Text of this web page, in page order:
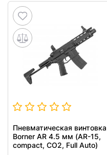
Пневматическая винтовка
Borner AR 4.5 мм (AR-15,
compact, CO2, Full Auto)